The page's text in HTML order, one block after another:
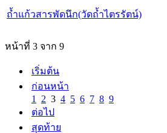
ถ้ำแก้วสารพัดนึก(วัดถ้ำไตรรัตน์)
หน้าที่ 3 จาก 9
เริ่มต้น
ก่อนหน้า
1
2 3 4 5 6 7 8 9
ต่อไป
สุดท้าย